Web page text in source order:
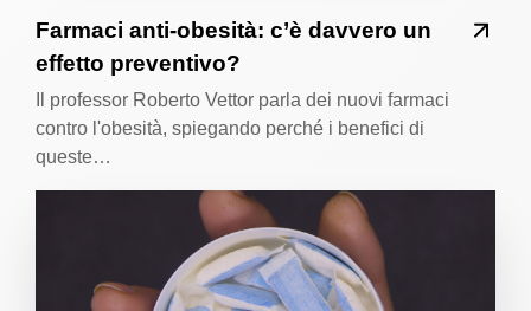
Farmaci anti-obesità: c’è davvero un
effetto preventivo?
Il professor Roberto Vettor parla dei nuovi farmaci
contro l'obesità, spiegando perché i benefici di
queste…